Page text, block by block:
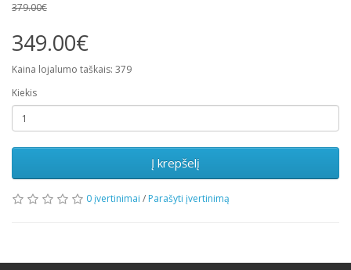
379.00€
349.00€
Kaina lojalumo taškais: 379
Kiekis
Į krepšelį
0 įvertinimai / Parašyti įvertinimą